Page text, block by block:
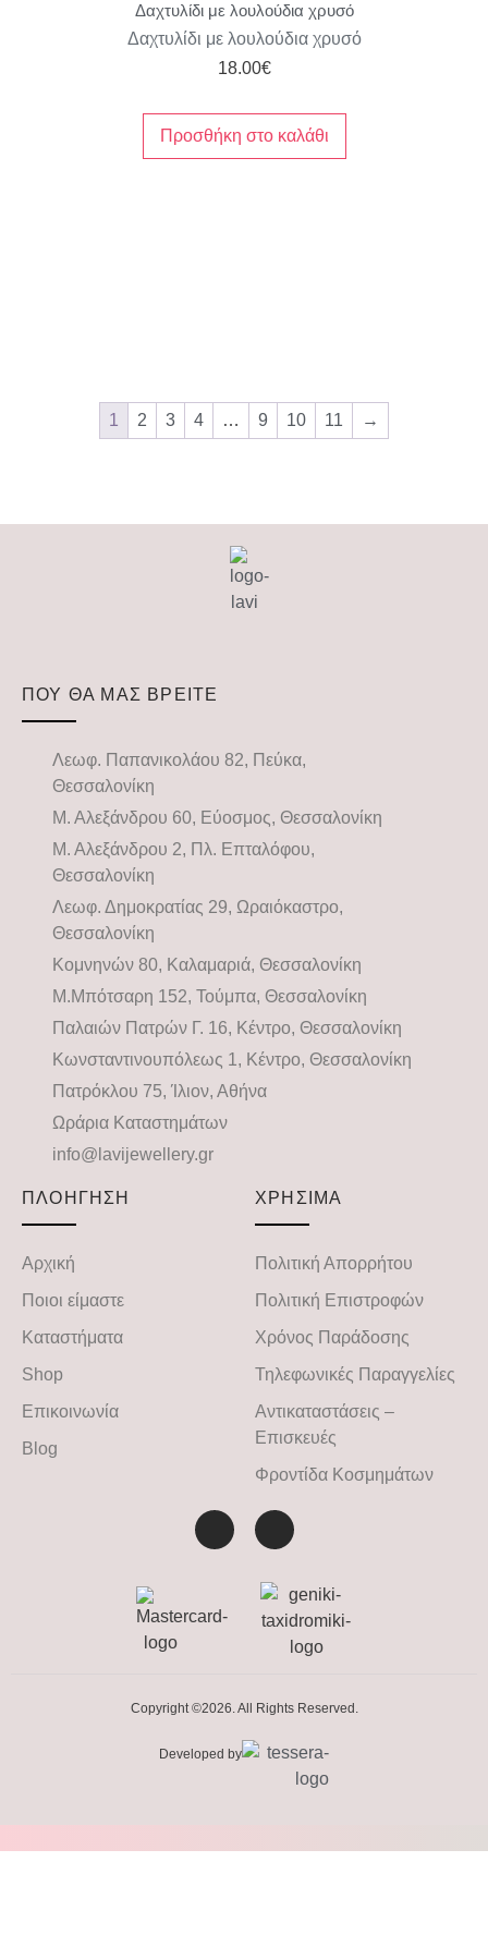
Δαχτυλίδι με λουλούδια χρυσό
Δαχτυλίδι με λουλούδια χρυσό
18.00€
Προσθήκη στο καλάθι
1 2 3 4 … 9 10 11 →
ΠΟΥ ΘΑ ΜΑΣ ΒΡΕΙΤΕ
Λεωφ. Παπανικολάου 82, Πεύκα,
Θεσσαλονίκη
Μ. Αλεξάνδρου 60, Εύοσμος, Θεσσαλονίκη
Μ. Αλεξάνδρου 2, Πλ. Επταλόφου,
Θεσσαλονίκη
Λεωφ. Δημοκρατίας 29, Ωραιόκαστρο,
Θεσσαλονίκη
Κομνηνών 80, Καλαμαριά, Θεσσαλονίκη
Μ.Μπότσαρη 152, Τούμπα, Θεσσαλονίκη
Παλαιών Πατρών Γ. 16, Κέντρο, Θεσσαλονίκη
Κωνσταντινουπόλεως 1, Κέντρο, Θεσσαλονίκη
Πατρόκλου 75, Ίλιον, Αθήνα
Ωράρια Καταστημάτων
info@lavijewellery.gr
ΠΛΟΗΓΗΣΗ
Αρχική
Ποιοι είμαστε
Καταστήματα
Shop
Επικοινωνία
Blog
ΧΡΗΣΙΜΑ
Πολιτική Απορρήτου
Πολιτική Επιστροφών
Χρόνος Παράδοσης
Τηλεφωνικές Παραγγελίες
Αντικαταστάσεις –
Επισκευές
Φροντίδα Κοσμημάτων
Copyright ©2026. All Rights Reserved.
Developed by